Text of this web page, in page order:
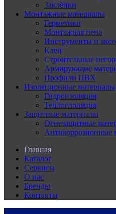
Заклёпки
Монтажные материалы
Герметики
Монтажная пена
Инструменты и
Клеи
Строительные
Армирующие
Профили ПВХ
Изоляционные материалы
Гидроизоляция
Теплоизоляция
Защитные материалы
Огнезащитные
Антикоррозионные
Главная
Каталог
Сервисы
О нас
Бренды
Контакты